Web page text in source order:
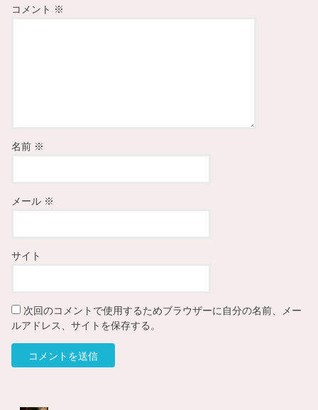
コメント ※
名前 ※
メール ※
サイト
次回のコメントで使用するためブラウザーに自分の名前、メー
ルアドレス、サイトを保存する。